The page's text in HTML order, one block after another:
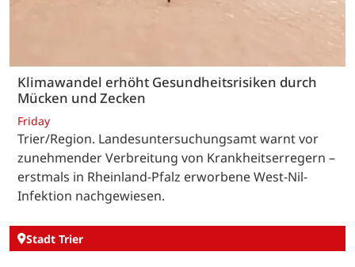
Klimawandel erhöht Gesundheitsrisiken durch
Mücken und Zecken
Friday
Trier/Region. Landesuntersuchungsamt warnt vor
zunehmender Verbreitung von Krankheitserregern –
erstmals in Rheinland-Pfalz erworbene West-Nil-
Infektion nachgewiesen.
Stadt Trier